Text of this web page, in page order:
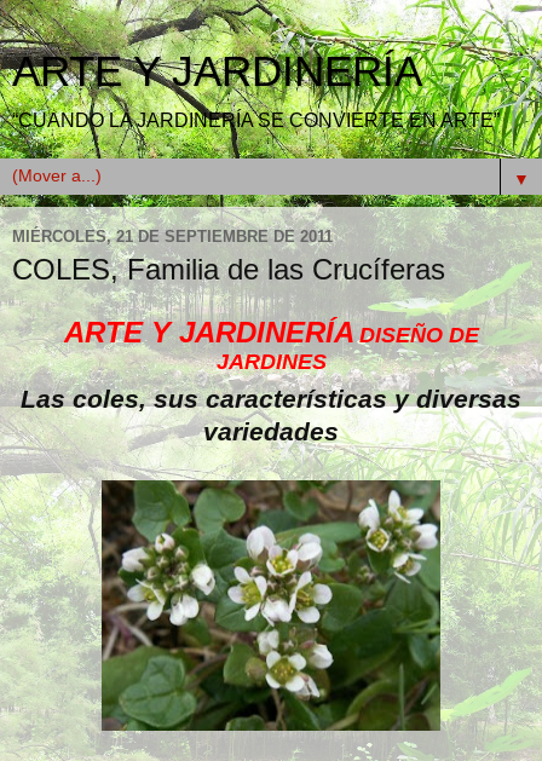
ARTE Y JARDINERÍA
“CUANDO LA JARDINERÍA SE CONVIERTE EN ARTE”
▼
MIÉRCOLES, 21 DE SEPTIEMBRE DE 2011
COLES, Familia de las Crucíferas
ARTE Y JARDINERÍA DISEÑO DE
JARDINES
Las coles, sus características y diversas
variedades